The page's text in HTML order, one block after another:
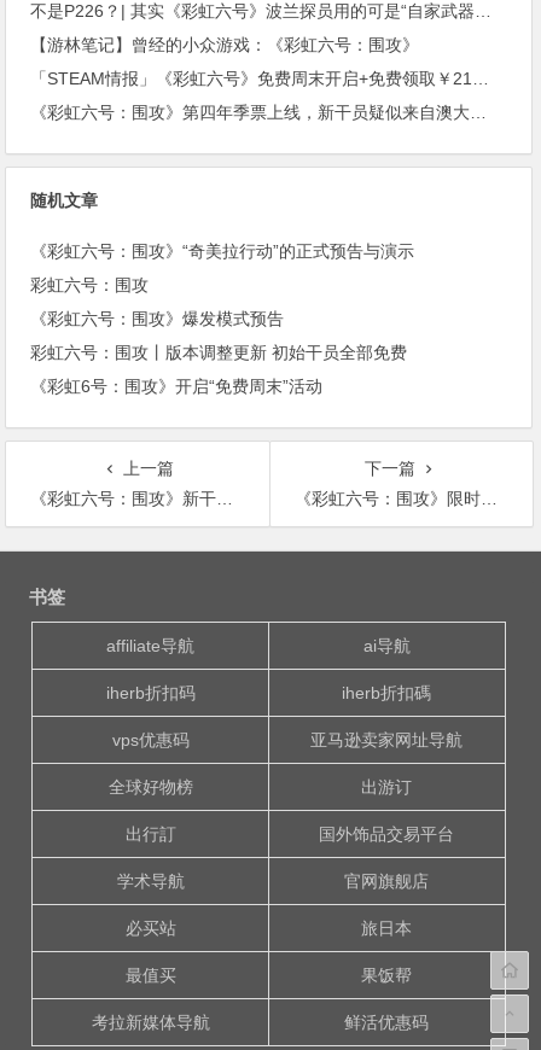
不是P226？| 其实《彩虹六号》波兰探员用的可是“自家武器！”(上期福利开奖)
【游林笔记】曾经的小众游戏：《彩虹六号：围攻》
「STEAM情报」《彩虹六号》免费周末开启+免费领取￥21沙盒扮演游戏+“墓地星露谷”今日上架
《彩虹六号：围攻》第四年季票上线，新干员疑似来自澳大利亚。
随机文章
《彩虹六号：围攻》“奇美拉行动”的正式预告与演示
彩虹六号：围攻
《彩虹六号：围攻》爆发模式预告
彩虹六号：围攻丨版本调整更新 初始干员全部免费
《彩虹6号：围攻》开启“免费周末”活动
上一篇
《彩虹六号：围攻》新干员好厉害！远程遥控救队友
下一篇
《彩虹六号：围攻》限时活动“爆发”内容解密，来自外太空“病毒”的疫情？
文
书签
affiliate导航 ai导航
iherb折扣码 iherb折扣碼
vps优惠码 亚马逊卖家网址导航
全球好物榜 出游订
出行訂 国外饰品交易平台
学术导航 官网旗舰店
必买站 旅日本
最值买 果饭帮
考拉新媒体导航 鲜活优惠码